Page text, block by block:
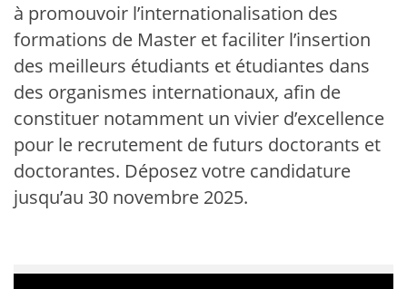
à promouvoir l’internationalisation des
formations de Master et faciliter l’insertion
des meilleurs étudiants et étudiantes dans
des organismes internationaux, afin de
constituer notamment un vivier d’excellence
pour le recrutement de futurs doctorants et
doctorantes. Déposez votre candidature
jusqu’au 30 novembre 2025.